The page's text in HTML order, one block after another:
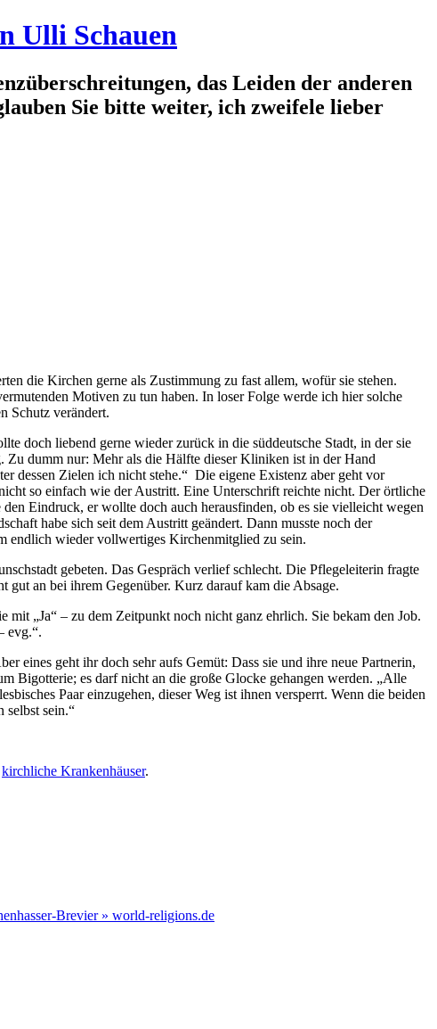
Ulli Schauen
das Leiden der anderen
Sie bitte weiter, ich zweifele lieber
die Kirchen gerne als Zustimmung zu fast allem, wofür sie stehen.
Motiven zu tun haben. In loser Folge werde ich hier solche
Schutz verändert.
doch liebend gerne wieder zurück in die süddeutsche Stadt, in der sie
Zu dumm nur: Mehr als die Hälfte dieser Kliniken ist in der Hand
dessen Zielen ich nicht stehe.“ Die eigene Existenz aber geht vor
so einfach wie der Austritt. Eine Unterschrift reichte nicht. Der örtliche
Eindruck, er wollte doch auch herausfinden, ob es sie vielleicht wegen
habe sich seit dem Austritt geändert. Dann musste noch der
endlich wieder vollwertiges Kirchenmitglied zu sein.
gebeten. Das Gespräch verlief schlecht. Die Pflegeleiterin fragte
an bei ihrem Gegenüber. Kurz darauf kam die Absage.
„Ja“ – zu dem Zeitpunkt noch nicht ganz ehrlich. Sie bekam den Job.
evg.“.
eines geht ihr doch sehr aufs Gemüt: Dass sie und ihre neue Partnerin,
Bigotterie; es darf nicht an die große Glocke gehangen werden. „Alle
Paar einzugehen, dieser Weg ist ihnen versperrt. Wenn die beiden
selbst sein.“
kirchliche Krankenhäuser.
Brevier » world-religions.de